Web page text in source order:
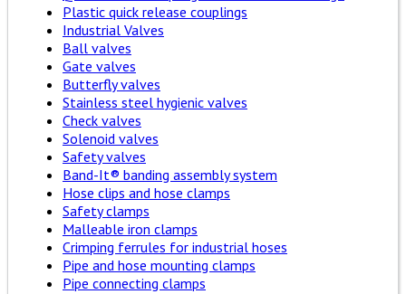
Plastic quick release couplings
Industrial Valves
Ball valves
Gate valves
Butterfly valves
Stainless steel hygienic valves
Check valves
Solenoid valves
Safety valves
Band-It® banding assembly system
Hose clips and hose clamps
Safety clamps
Malleable iron clamps
Crimping ferrules for industrial hoses
Pipe and hose mounting clamps
Pipe connecting clamps